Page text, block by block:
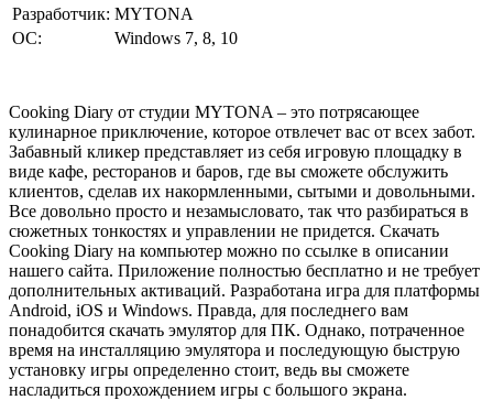
Разработчик: MYTONA
ОС:
Windows 7, 8, 10
Cooking Diary от студии MYTONA – это потрясающее
кулинарное приключение, которое отвлечет вас от всех забот.
Забавный кликер представляет из себя игровую площадку в
виде кафе, ресторанов и баров, где вы сможете обслужить
клиентов, сделав их накормленными, сытыми и довольными.
Все довольно просто и незамысловато, так что разбираться в
сюжетных тонкостях и управлении не придется. Скачать
Cooking Diary на компьютер можно по ссылке в описании
нашего сайта. Приложение полностью бесплатно и не требует
дополнительных активаций. Разработана игра для платформы
Android, iOS и Windows. Правда, для последнего вам
понадобится скачать эмулятор для ПК. Однако, потраченное
время на инсталляцию эмулятора и последующую быструю
установку игры определенно стоит, ведь вы сможете
насладиться прохождением игры с большого экрана.